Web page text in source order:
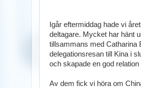
Igår eftermiddag hade vi
deltagare. Mycket har hänt
tillsammans med Catharina
delegationsresan till Kina i
och skapade en god
Av dem fick vi höra om